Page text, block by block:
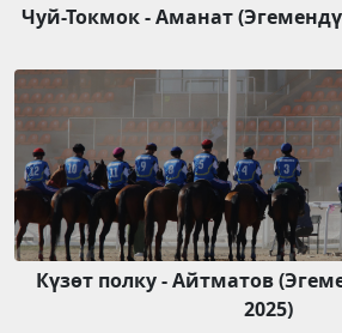
Чуй-Токмок - Аманат
Күзөт полку - Айтматов
2025)